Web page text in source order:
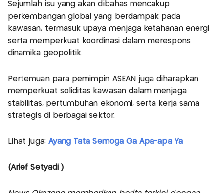
Sejumlah isu yang akan dibahas mencakup
perkembangan global yang berdampak pada
kawasan, termasuk upaya menjaga ketahanan energi
serta memperkuat koordinasi dalam merespons
dinamika geopolitik.
Pertemuan para pemimpin ASEAN juga diharapkan
memperkuat soliditas kawasan dalam menjaga
stabilitas, pertumbuhan ekonomi, serta kerja sama
strategis di berbagai sektor.
Lihat juga: Ayang Tata Semoga Ga Apa-apa Ya
(Arief Setyadi )